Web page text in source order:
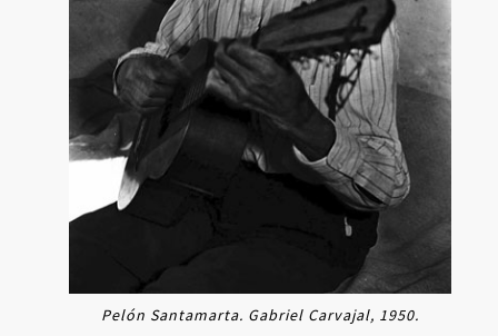
Pelón Santamarta. Gabriel Carvajal, 1950.